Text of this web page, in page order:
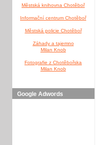
Městská knihovna Chotěboř
Informační centrum Chotěboř
Městská policie Chotěboř
Záhady a tajemno
Milan Knob
Fotografie z Chotěbořska
Milan Knob
Google Adwords